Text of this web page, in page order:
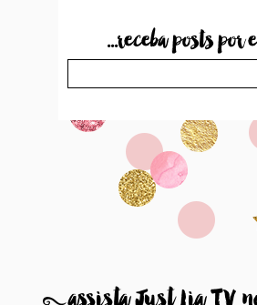
...receba posts por